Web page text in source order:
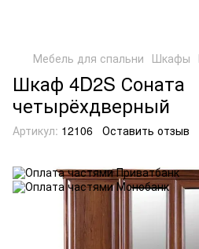
Мебель для спальни Шкафы
Шкаф 4D2S Соната
четырёхдверный
Артикул: 12106 Оставить отзыв